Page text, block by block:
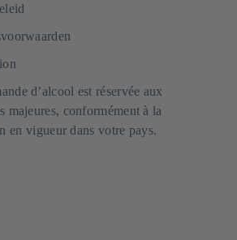
d’alcool est réservée aux
majeures, conformément à la
en vigueur dans votre pays.